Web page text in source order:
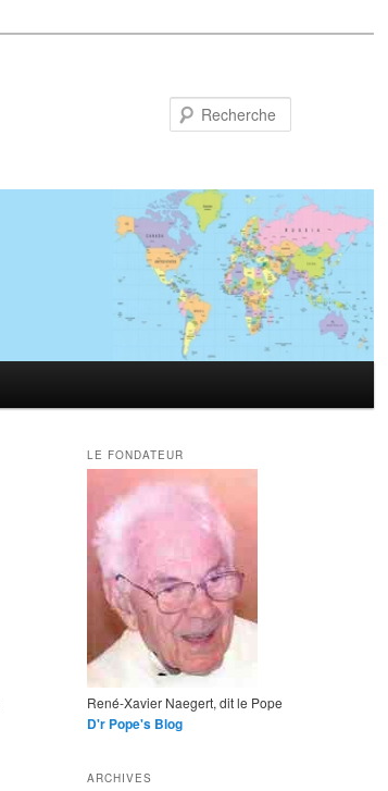
LE FONDATEUR
René-Xavier Naegert, dit le Pope
D'r Pope's Blog
ARCHIVES